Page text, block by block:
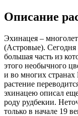
Описание
Эхинацея –
(Астровые). Сегодня
большая часть из
этого необычного
и во многих странах
растение
эхинацею описал
роду рудбекии.
только в начале 19